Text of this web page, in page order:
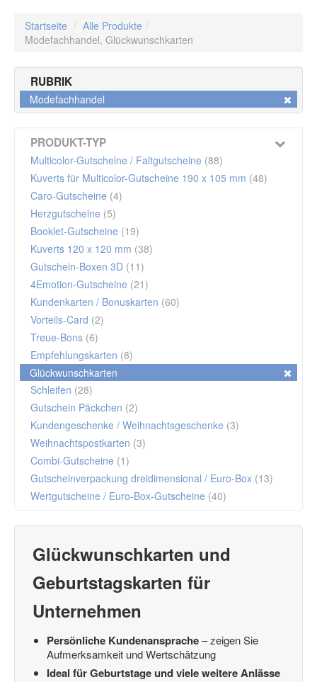
Startseite / Alle Produkte /
Modefachhandel, Glückwunschkarten
RUBRIK
Modefachhandel
PRODUKT-TYP
Multicolor-Gutscheine / Faltgutscheine (88)
Kuverts für Multicolor-Gutscheine 190 x 105 mm (48)
Caro-Gutscheine (4)
Herzgutscheine (5)
Booklet-Gutscheine (19)
Kuverts 120 x 120 mm (38)
Gutschein-Boxen 3D (11)
4Emotion-Gutscheine (21)
Kundenkarten / Bonuskarten (60)
Vorteils-Card (2)
Treue-Bons (6)
Empfehlungskarten (8)
Glückwunschkarten
Schleifen (28)
Gutschein Päckchen (2)
Kundengeschenke / Weihnachtsgeschenke (3)
Weihnachtspostkarten (3)
Combi-Gutscheine (1)
Gutscheinverpackung dreidimensional / Euro-Box (13)
Wertgutscheine / Euro-Box-Gutscheine (40)
Glückwunschkarten und
Geburtstagskarten für
Unternehmen
Persönliche Kundenansprache– zeigen Sie
Aufmerksamkeit und Wertschätzung
Ideal für Geburtstage und viele weitere Anlässe